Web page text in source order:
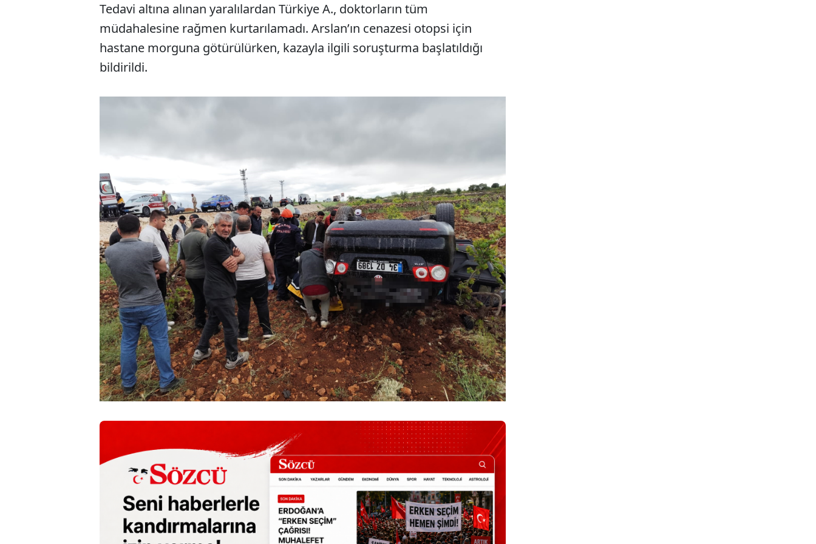
Tedavi altına alınan yaralılardan Türkiye A., doktorların tüm
müdahalesine rağmen kurtarılamadı. Arslan’ın cenazesi otopsi için
hastane morguna götürülürken, kazayla ilgili soruşturma başlatıldığı
bildirildi.